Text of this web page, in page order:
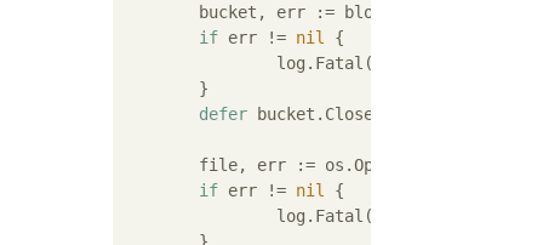
bucket, err :=
if err != nil
{
defer bucket.Close()
	file, err := os.Open(
if err != nil
{